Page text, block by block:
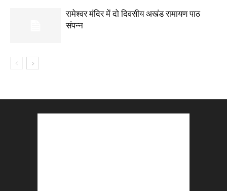
रामेश्वर मंदिर में दो दिवसीय अखंड रामायण पाठ
संपन्न